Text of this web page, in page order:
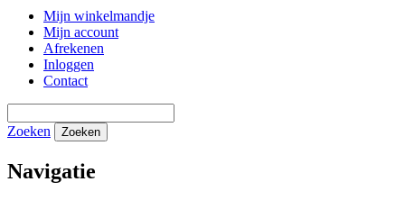
Mijn winkelmandje
Mijn account
Afrekenen
Inloggen
Contact
Zoeken Zoeken
Navigatie